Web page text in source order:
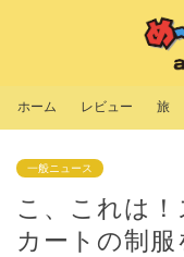
ホーム レビュー 旅
一般ニュース
こ、これは
カートの制服